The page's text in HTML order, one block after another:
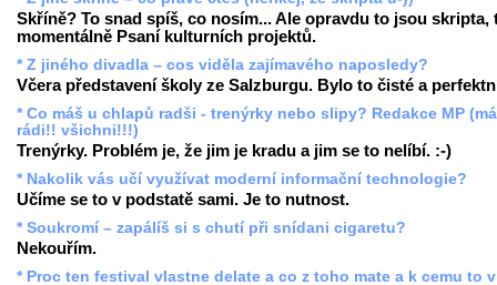
Skříně? To snad spíš, co nosím... Ale opravdu to jsou skripta,
momentálně Psaní kulturních projektů.
* Z jiného divadla – cos viděla zajímavého naposledy?
Včera představení školy ze Salzburgu. Bylo to čisté a
* Co máš u chlapů radši - trenýrky nebo slipy? Redakce MP
rádi!! všichni!!!)
Trenýrky. Problém je, že jim je kradu a jim se to nelíbí. :-)
* Nakolik vás učí využívat moderní informační technologie?
Učíme se to v podstatě sami. Je to nutnost.
* Soukromí – zapálíš si s chutí při snídani cigaretu?
Nekouřím.
* Proc ten festival vlastne delate a co z toho mate a k cemu to